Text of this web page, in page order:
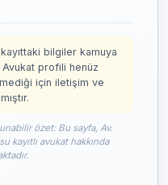
bilgiler kamuya
Avukat profili henüz
için iletişim ve
özet: Bu sayfa, Av.
kayıtlı avukat hakkında